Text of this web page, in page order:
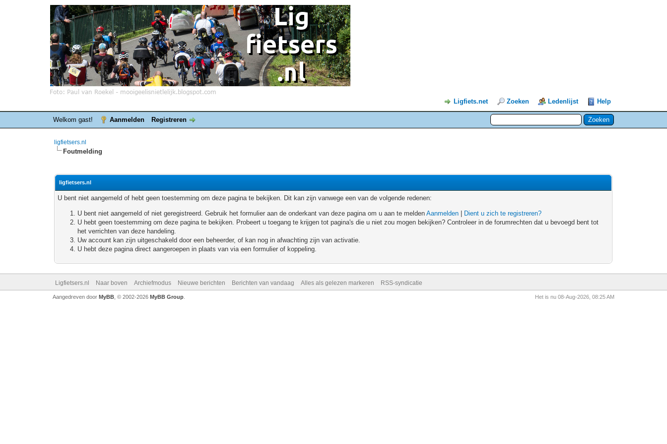
Ligfiets.net Zoeken Ledenlijst Help
Welkom gast! Aanmelden Registreren
ligfietsers.nl
Foutmelding
ligfietsers.nl
U bent niet aangemeld of hebt geen toestemming om deze pagina te bekijken. Dit kan zijn vanwege een van de volgende redenen:
U bent niet aangemeld of niet geregistreerd. Gebruik het formulier aan de onderkant van deze pagina om u aan te meldenAanmelden
Dient u zich te registreren?
U hebt geen toestemming om deze pagina te bekijken. Probeert u toegang te krijgen tot pagina's die u niet zou mogen bekijken? Controleer in de forumrechten dat u bevoegd bent tot
het verrichten van deze handeling.
Uw account kan zijn uitgeschakeld door een beheerder, of kan nog in afwachting zijn van activatie.
U hebt deze pagina direct aangeroepen in plaats van via een formulier of koppeling.
Ligfietsers.nl Naar boven Archiefmodus Nieuwe berichten Berichten van vandaag Alles als gelezen markeren RSS-syndicatie
Het is nu 08-Aug-2026, 08:25 AM
Aangedreven door MyBB, © 2002-2026 MyBB Group.